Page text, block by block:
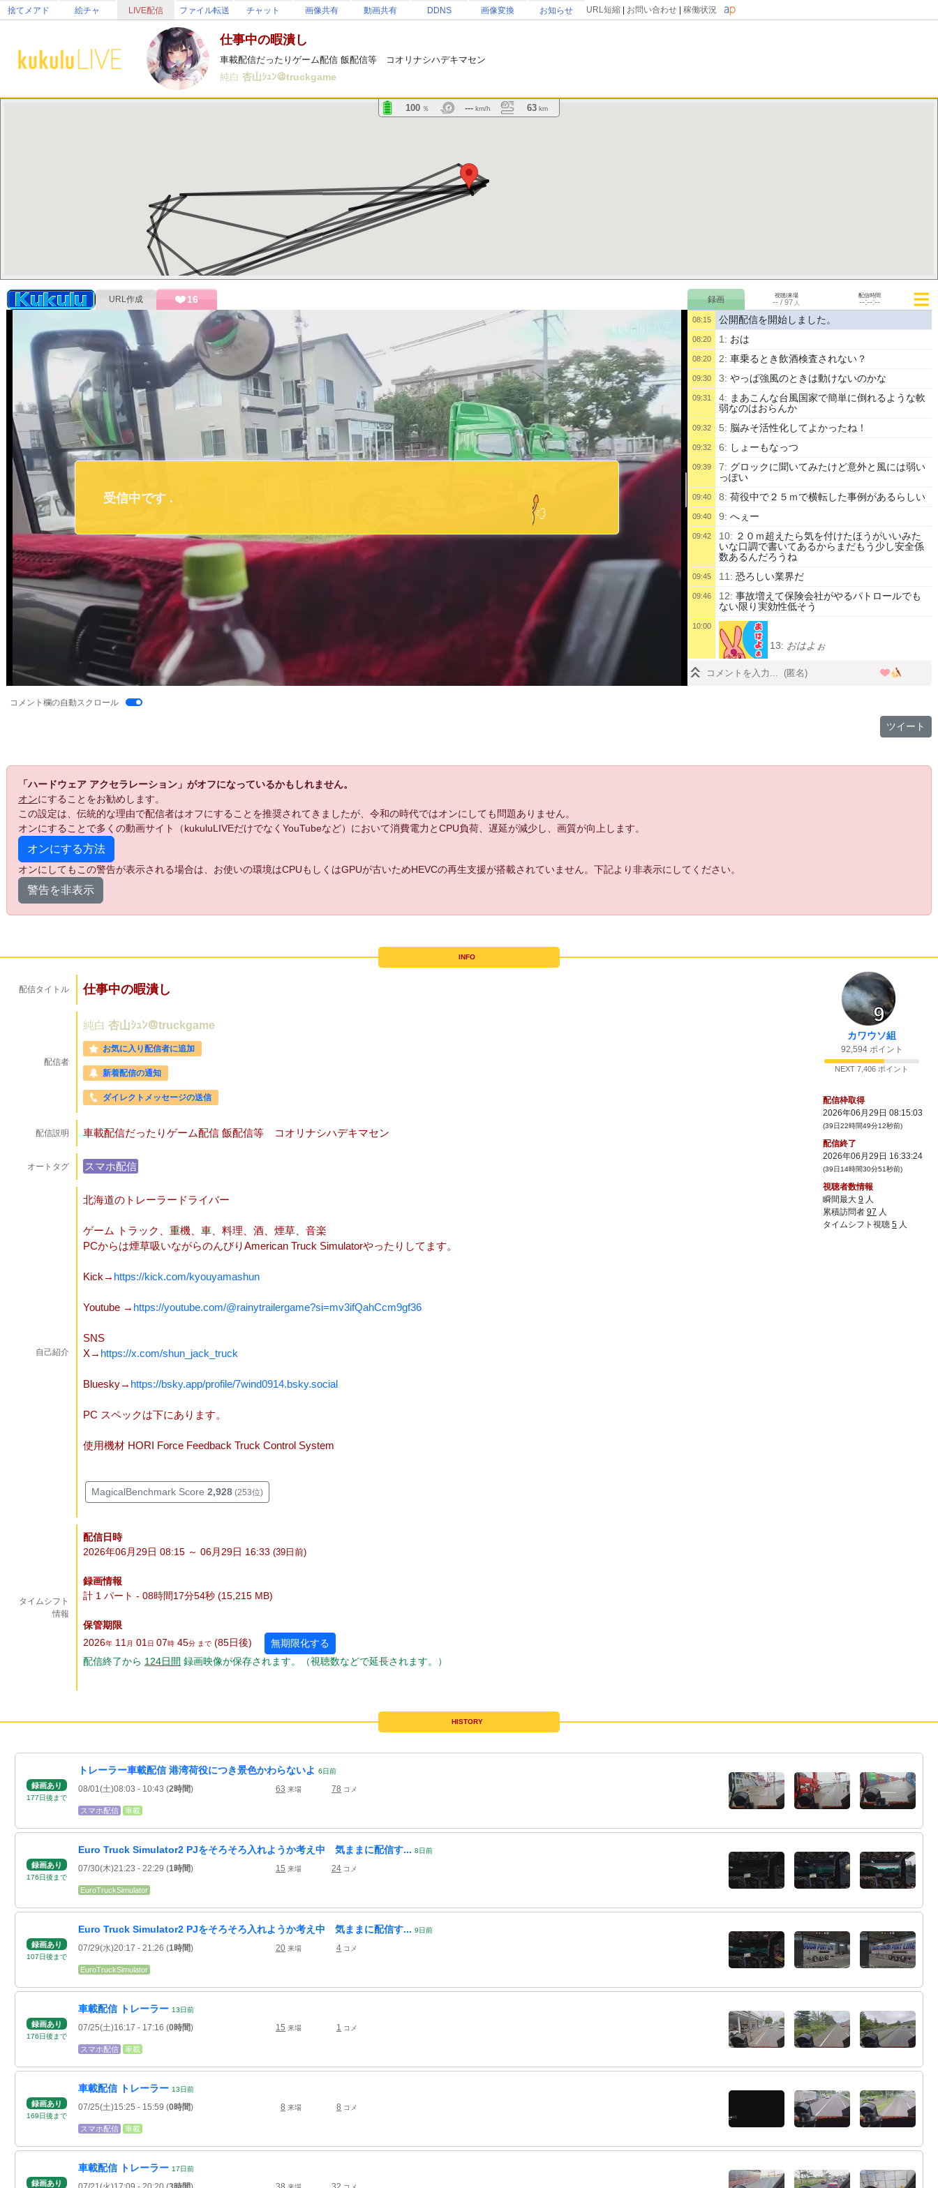
捨てメアド 絵チャ LIVE配信 ファイル転送 チャット 画像共有 動画共有 DDNS 画像変換 お知らせ URL短縮 お問い合わせ 稼働状況
仕事中の暇潰し
車載配信だったりゲーム配信 飯配信等 コオリナシハデキマセン
純白 杏山ｼｭﾝ＠truckgame
100 ％ ---km/h 63 km
URL作成 16 視聴/来場
-- / 97 人
配信時間
--:--:--
08:15 公開配信を開始しました。
08:20 1: おは
08:20 2: 車乗るとき飲酒検査されない？
09:30 3: やっぱ強風のときは動けないのかな
09:31 4: まあこんな台風国家で簡単に倒れるような軟
弱なのはおらんか
09:32 5: 脳みそ活性化してよかったね！
09:32 6: しょーもなっつ
09:39 7: グロックに聞いてみたけど意外と風には弱い
っぽい
09:40 8: 荷役中で２５ｍで横転した事例があるらしい
09:40 9: へぇー
09:42 10: ２０ｍ超えたら気を付けたほうがいいみた
いな口調で書いてあるからまだもう少し安全係
数あるんだろうね
09:45 11: 恐ろしい業界だ
09:46 12: 事故増えて保険会社がやるパトロールでも
ない限り実効性低そう
10:00
13: おはよぉ
10:07 22:
25:せやね
マリオにポケモンにスプラ
胃が痛くなる ブラストドーザー
BDメダル途中までは取ったけど全部取り入
今そういうゲームあってもいいと思うけど
プレステ1にあった免許を取ろうを最近のハ
ードで普通車だけじゃなくで出して欲しい
アウトランの1のほう？
確かX箱互換性基板なんよね
あとX箱互換性基板でナオミ基板のGDドラ
ってる
ット使えたら内地の仕事もいいんだろうなって
58:ｼｭﾝって運転歴結構あるじゃん？
59:誤認取り締まりされたことある？
ったから運転歴長いと一回くらいあかなぁって
61: めしくった？
62:今日そっち何度？大阪は熱いよ
コメント欄の自動スクロール
ツイート
「ハードウェア アクセラレーション」がオフになっているかもしれません。
オンにすることをお勧めします。
この設定は、伝統的な理由で配信者はオフにすることを推奨されてきましたが、令和の時代ではオンにしても問題ありません。
オンにすることで多くの動画サイト（kukuluLIVEだけでなくYouTubeなど）において消費電力とCPU負荷、遅延が減少し、画質が向上します。
オンにする方法
オンにしてもこの警告が表示される場合は、お使いの環境はCPUもしくはGPUが古いためHEVCの再生支援が搭載されていません。下記より非表示にしてください。
警告を非表示
INFO
配信タイトル 仕事中の暇潰し
配信者
純白 杏山ｼｭﾝ＠truckgame
お気に入り配信者に追加
新着配信の通知
ダイレクトメッセージの送信
配信説明 車載配信だったりゲーム配信 飯配信等 コオリナシハデキマセン
オートタグ スマホ配信
自己紹介
北海道のトレーラードライバー
ゲーム トラック、重機、車、料理、酒、煙草、音楽
PCからは煙草吸いながらのんびりAmerican Truck Simulatorやったりしてます。
Kick→ https://kick.com/kyouyamashun
Youtube → https://youtube.com/@rainytrailergame?si=mv3ifQahCcm9gf36
SNS
X→ https://x.com/shun_jack_truck
Bluesky→ https://bsky.app/profile/7wind0914.bsky.social
PC スペックは下にあります。
使用機材 HORI Force Feedback Truck Control System
MagicalBenchmark Score 2,928 (253位)
タイムシフト
情報
配信日時
2026年06月29日 08:15 ～ 06月29日 16:33 (39 日 前)
録画情報
計 1 パート - 08時間17分54秒 (15,215 MB)
保管期限
2026年 11月 01日 07時 45分 まで (85日後)
無期限化する
配信終了から 124日間 録画映像が保存されます。（視聴数などで延長されます。）
9
カワウソ組
92,594 ポイント
NEXT 7,406 ポイント
配信枠取得
2026年06月29日 08:15:03
(39日22時間49分12秒前)
配信終了
2026年06月29日 16:33:24
(39日14時間30分51秒前)
視聴者数情報
瞬間最大 9 人
累積訪問者 97 人
タイムシフト視聴 5 人
HISTORY
録画あり
177日後 まで
トレーラー車載配信 港湾荷役につき景色かわらないよ 6日前
08/01(土)08:03 - 10:43 (2時間) 63 来場 78 コメ
スマホ配信 車載
録画あり
176日後 まで
Euro Truck Simulator2 PJをそろそろ入れようか考え中 気ままに配信す... 8日前
07/30(木)21:23 - 22:29 (1時間) 15 来場 24 コメ
EuroTruckSimulator
録画あり
107日後 まで
Euro Truck Simulator2 PJをそろそろ入れようか考え中 気ままに配信す... 9日前
07/29(水)20:17 - 21:26 (1時間) 20 来場 4 コメ
EuroTruckSimulator
録画あり
176日後 まで
車載配信 トレーラー 13日前
07/25(土)16:17 - 17:16 (0時間) 15 来場 1 コメ
スマホ配信 車載
録画あり
169日後 まで
車載配信 トレーラー 13日前
07/25(土)15:25 - 15:59 (0時間) 8 来場 8 コメ
スマホ配信 車載
録画あり
車載配信 トレーラー 17日前